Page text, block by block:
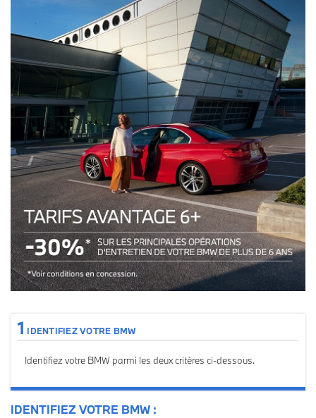
1 IDENTIFIEZ VOTRE BMW
Identifiez votre BMW parmi les deux critères ci-dessous.
IDENTIFIEZ VOTRE BMW